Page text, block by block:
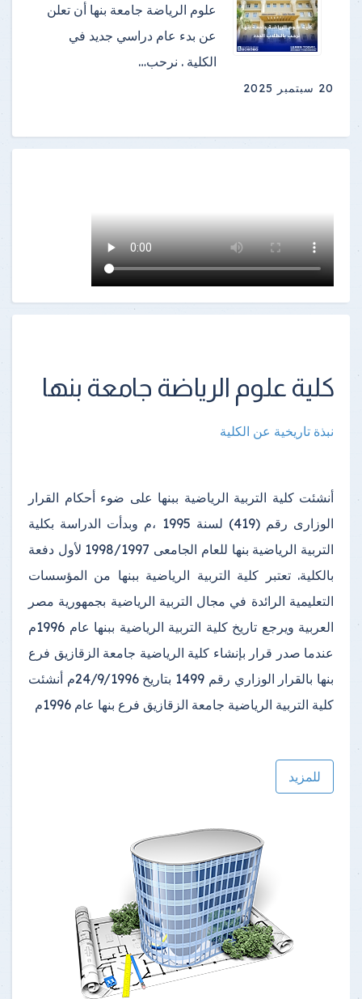
علوم الرياضة جامعة بنها أن تعلن
عن بدء عام دراسي جديد في
الكلية . نرحب…
20 سبتمبر 2025
كلية علوم الرياضة جامعة بنها
نبذة تاريخية عن الكلية
أنشئت كلية التربية الرياضية ببنها على ضوء أحكام القرار
الوزارى رقم (419) لسنة 1995 ،م وبدأت الدراسة بكلية
التربية الرياضية بنها للعام الجامعى 1998/1997 لأول دفعة
بالكلية. تعتبر كلية التربية الرياضية ببنها من المؤسسات
التعليمية الرائدة في مجال التربية الرياضية بجمهورية مصر
العربية
ويرجع تاريخ كلية التربية الرياضية ببنها عام 1996م
عندما صدر قرار بإنشاء كلية الرياضية جامعة الزقازيق فرع
بنها بالقرار الوزاري رقم 1499 بتاريخ 24/9/1996م أنشئت
كلية التربية الرياضية جامعة الزقازيق فرع بنها عام 1996م
للمزيد